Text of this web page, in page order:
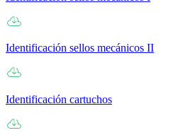
Identificación sellos mecánicos II
Identificación cartuchos